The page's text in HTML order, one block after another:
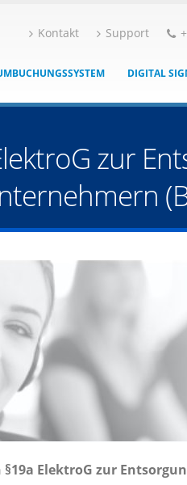
Kontakt Support
DIGITAL
zur
ElektroG zur